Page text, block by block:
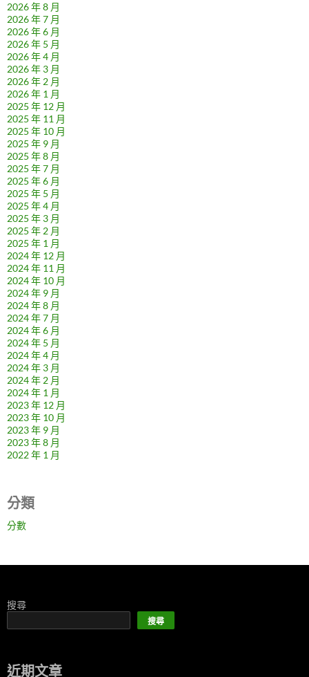
2026 年 8 月
2026 年 7 月
2026 年 6 月
2026 年 5 月
2026 年 4 月
2026 年 3 月
2026 年 2 月
2026 年 1 月
2025 年 12 月
2025 年 11 月
2025 年 10 月
2025 年 9 月
2025 年 8 月
2025 年 7 月
2025 年 6 月
2025 年 5 月
2025 年 4 月
2025 年 3 月
2025 年 2 月
2025 年 1 月
2024 年 12 月
2024 年 11 月
2024 年 10 月
2024 年 9 月
2024 年 8 月
2024 年 7 月
2024 年 6 月
2024 年 5 月
2024 年 4 月
2024 年 3 月
2024 年 2 月
2024 年 1 月
2023 年 12 月
2023 年 10 月
2023 年 9 月
2023 年 8 月
2022 年 1 月
分類
分數
搜尋
搜尋
近期文章